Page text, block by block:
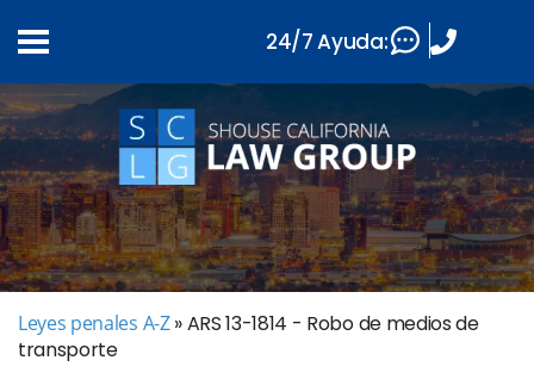
Leyes penales A-Z »ARS 13-1814 - Robo de medios de
transporte
24/7 Ayuda: